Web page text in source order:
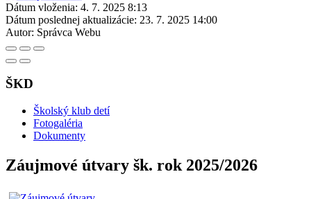
Dátum vloženia: 4. 7. 2025 8:13
Dátum poslednej aktualizácie: 23. 7. 2025 14:00
Autor: Správca Webu
ŠKD
Školský klub detí
Fotogaléria
Dokumenty
Záujmové útvary šk. rok 2025/2026